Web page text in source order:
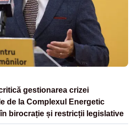
gestionarea crizei
de la Complexul Energetic
birocrație și restricții legislative